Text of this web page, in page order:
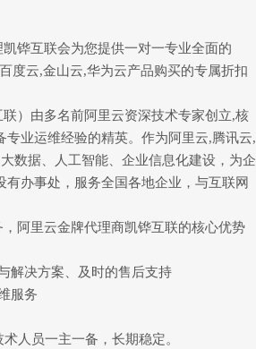
铧互联会为您提供一对一专业全面的
度云,金山云,华为云产品购买的专属折扣
）由多名前阿里云资深技术专家创立,核
业运维经验的精英。作为阿里云,腾讯云,
数据、人工智能、企业信息化建设，为企
办事处，服务全国各地企业，与互联网
阿里云金牌代理商凯铧互联的核心优势
解决方案、及时的售后支持
服务
人员一主一备，长期稳定。